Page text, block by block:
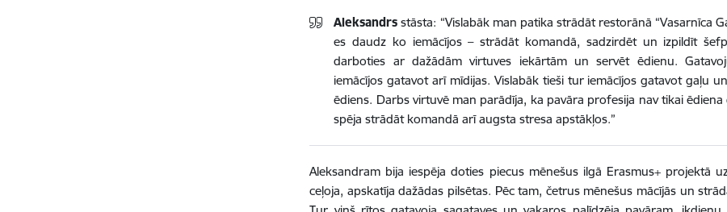
Aleksandrs stāsta: “Vislabāk man patika strādāt restorānā “Vasarnīca
es daudz ko iemācījos – strādāt komandā, sadzirdēt un izpildīt
darboties ar dažādām virtuves iekārtām un servēt ēdienu.
iemācījos gatavot arī mīdijas. Vislabāk tieši tur iemācījos gatavot gaļu
ēdiens. Darbs virtuvē man parādīja, ka pavāra profesija nav tikai
spēja strādāt komandā arī augsta stresa apstākļos.”
Aleksandram bija iespēja doties piecus mēnešus ilgā Erasmus+ projektā
ceļoja, apskatīja dažādas pilsētas. Pēc tam, četrus mēnešus mācījās un